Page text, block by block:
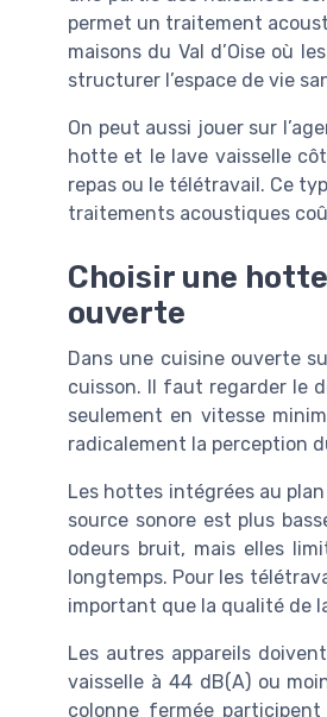
permet un traitement
maisons du Val d’Oise où
structurer l’espace de vie
On peut aussi jouer sur
hotte et le lave vaisselle
repas ou le télétravail. Ce
traitements acoustiques
Choisir une
ouverte
Dans une cuisine ouverte
cuisson. Il faut regarder le
seulement en vitesse
radicalement la perception
Les hottes intégrées au
source sonore est plus
odeurs bruit, mais elles
longtemps. Pour les
important que la qualité de
Les autres appareils
vaisselle à 44 dB(A) ou
colonne fermée